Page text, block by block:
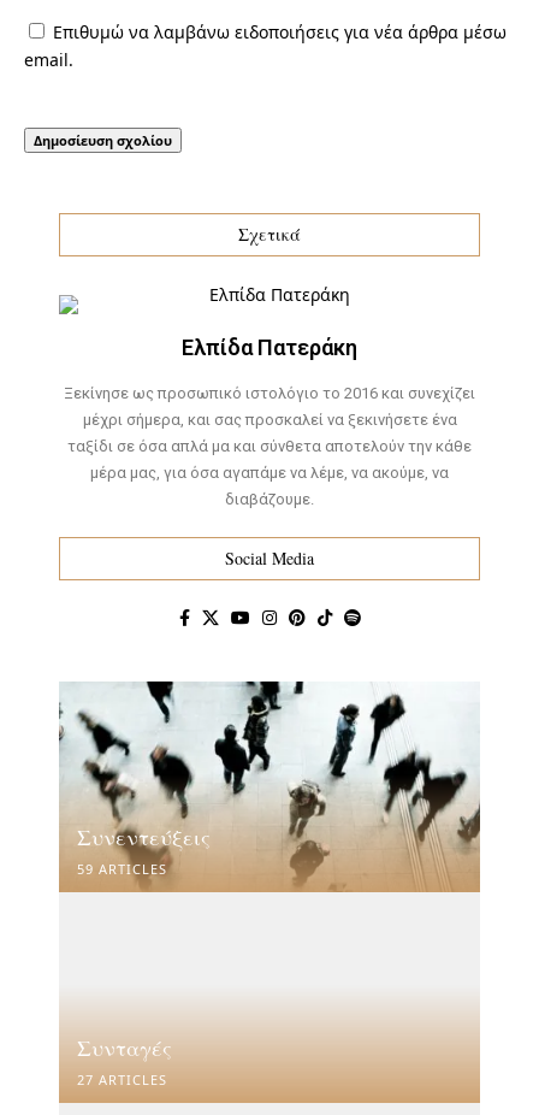
Επιθυμώ να λαμβάνω ειδοποιήσεις για νέα άρθρα μέσω
email.
Σχετικά
Ελπίδα Πατεράκη
Ξεκίνησε ως προσωπικό ιστολόγιο το 2016 και συνεχίζει
μέχρι σήμερα, και σας προσκαλεί να ξεκινήσετε ένα
ταξίδι σε όσα απλά μα και σύνθετα αποτελούν την κάθε
μέρα μας, για όσα αγαπάμε να λέμε, να ακούμε, να
διαβάζουμε.
Social Media
Συνεντεύξεις
59 ARTICLES
Συνταγές
27 ARTICLES